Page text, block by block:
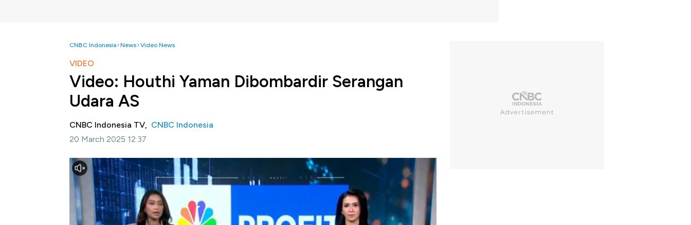
CNBC Indonesia News Video News
VIDEO
Video: Houthi Yaman Dibombardir Serangan
Udara AS
CNBC Indonesia TV, CNBC Indonesia
20 March 2025 12:37
Jakarta, CNBC Indonesia - Trump makin menggila, Amerika Serikat dilaporkan telah melancarkan
serangan udara terhadap kelompok Houthi di sejumlah wilayah di Sanaa Ibu Kota Yaman.
Simak informasi selengkapnya dalam program Profit CNBC Indonesia (Kamis, 20/03/2025) berikut
ini.